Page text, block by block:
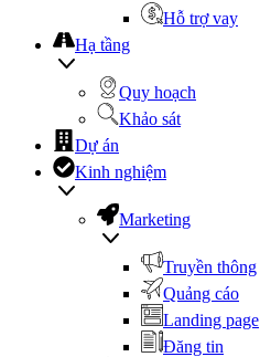
Hỗ trợ vay
Hạ tầng
Quy hoạch
Khảo sát
Dự án
Kinh nghiệm
Marketing
Truyền thông
Quảng cáo
Landing page
Đăng tin